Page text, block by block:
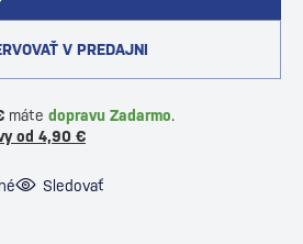
V PREDAJNI
máte dopravu Zadarmo.
od 4,90 €
Sledovať